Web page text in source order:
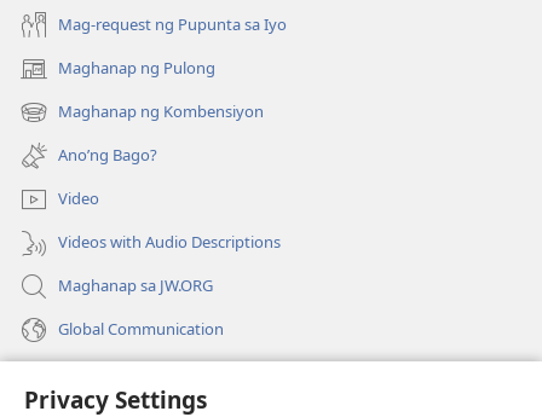
Privacy Settings
Mag-request ng Pupunta sa Iyo
Maghanap ng Pulong
(may
bubukas
na
bagong
window)
Maghanap ng Kombensiyon
(may
bubukas
na
bagong
window)
Ano’ng Bago?
Video
Videos with Audio Descriptions
Maghanap sa JW.ORG
Global Communication